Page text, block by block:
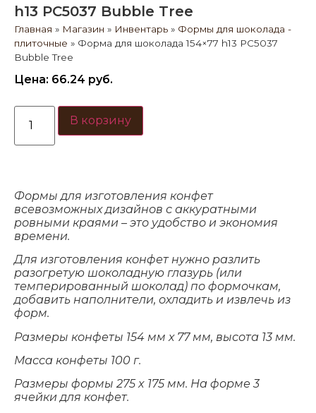
h13 PC5037 Bubble Tree
Главная » Магазин » Инвентарь » Формы для шоколада -
плиточные » Форма для шоколада 154×77 h13 PC5037
Bubble Tree
Цена: 66.24 руб.
В корзину
Формы для изготовления конфет
всевозможных дизайнов с аккуратными
ровными краями – это удобство и экономия
времени.
Для изготовления конфет нужно разлить
разогретую шоколадную глазурь (или
темперированный шоколад) по формочкам,
добавить наполнители, охладить и извлечь из
форм.
Размеры конфеты 154 мм х 77 мм, высота 13 мм.
Масса конфеты 100 г.
Размеры формы 275 x 175 мм. На форме 3
ячейки для конфет.